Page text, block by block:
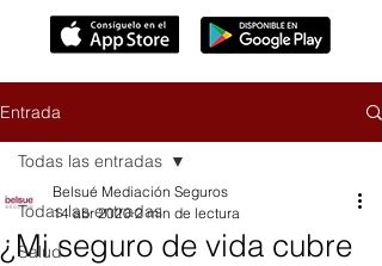
Entrada
Todas las entradas
Salud
Todas las entradas
¿Mi seguro de vida cubre
Belsué Mediación Seguros
14 abr 2020 2 min de lectura